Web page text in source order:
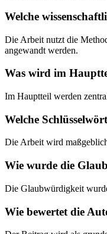
Welche
Die Arbeit nutzt die
angewandt werden.
Was wird im
Im Hauptteil werden
Welche
Die Arbeit wird
Wie wurde die
Die Glaubwürdigkeit
Wie bewertet die